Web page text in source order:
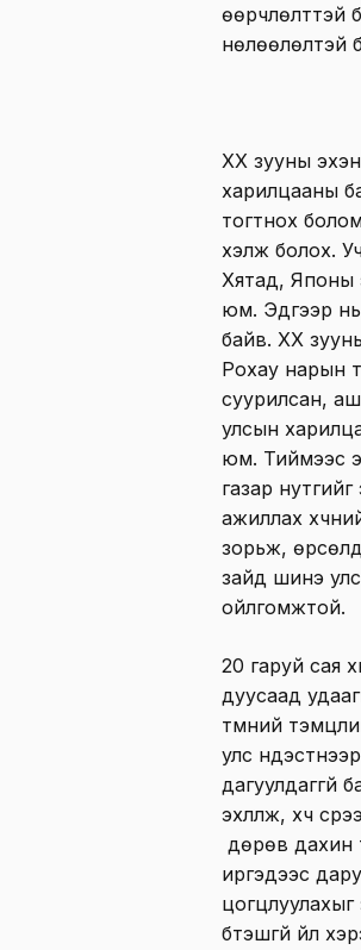
өөрчлөлттэй
нөлөөлөлтэй
ХХ зууны эхэн
харилцааны
тогтнох
хэлж болох.
Хятад, Японы
юм. Эдгээр нь
байв. ХХ
Рохау нарын
суурилсан,
улсын
юм. Тиймээс
газар
ажиллах
зорьж,
зайд шинэ улс
ойлгомжтой.
20 гаруй сая
дуусаад
түмний
улс
дагуулдаггүй
эхлүүлж, хүч
дөрөв дахин
иргэдээс
бүтэшгүй үйл